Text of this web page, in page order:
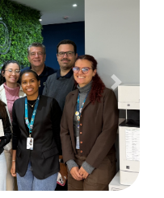
Next